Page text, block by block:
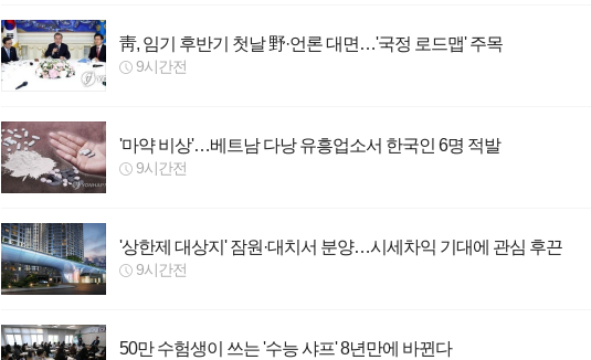
靑, 임기 후반기 첫날 野·언론 대면…'국정 로드맵' 주목
9시간전
'마약 비상'…베트남 다낭 유흥업소서 한국인 6명 적발
9시간전
'상한제 대상지' 잠원·대치서 분양…시세차익 기대에 관심 후끈
9시간전
50만 수험생이 쓰는 '수능 샤프' 8년만에 바뀐다